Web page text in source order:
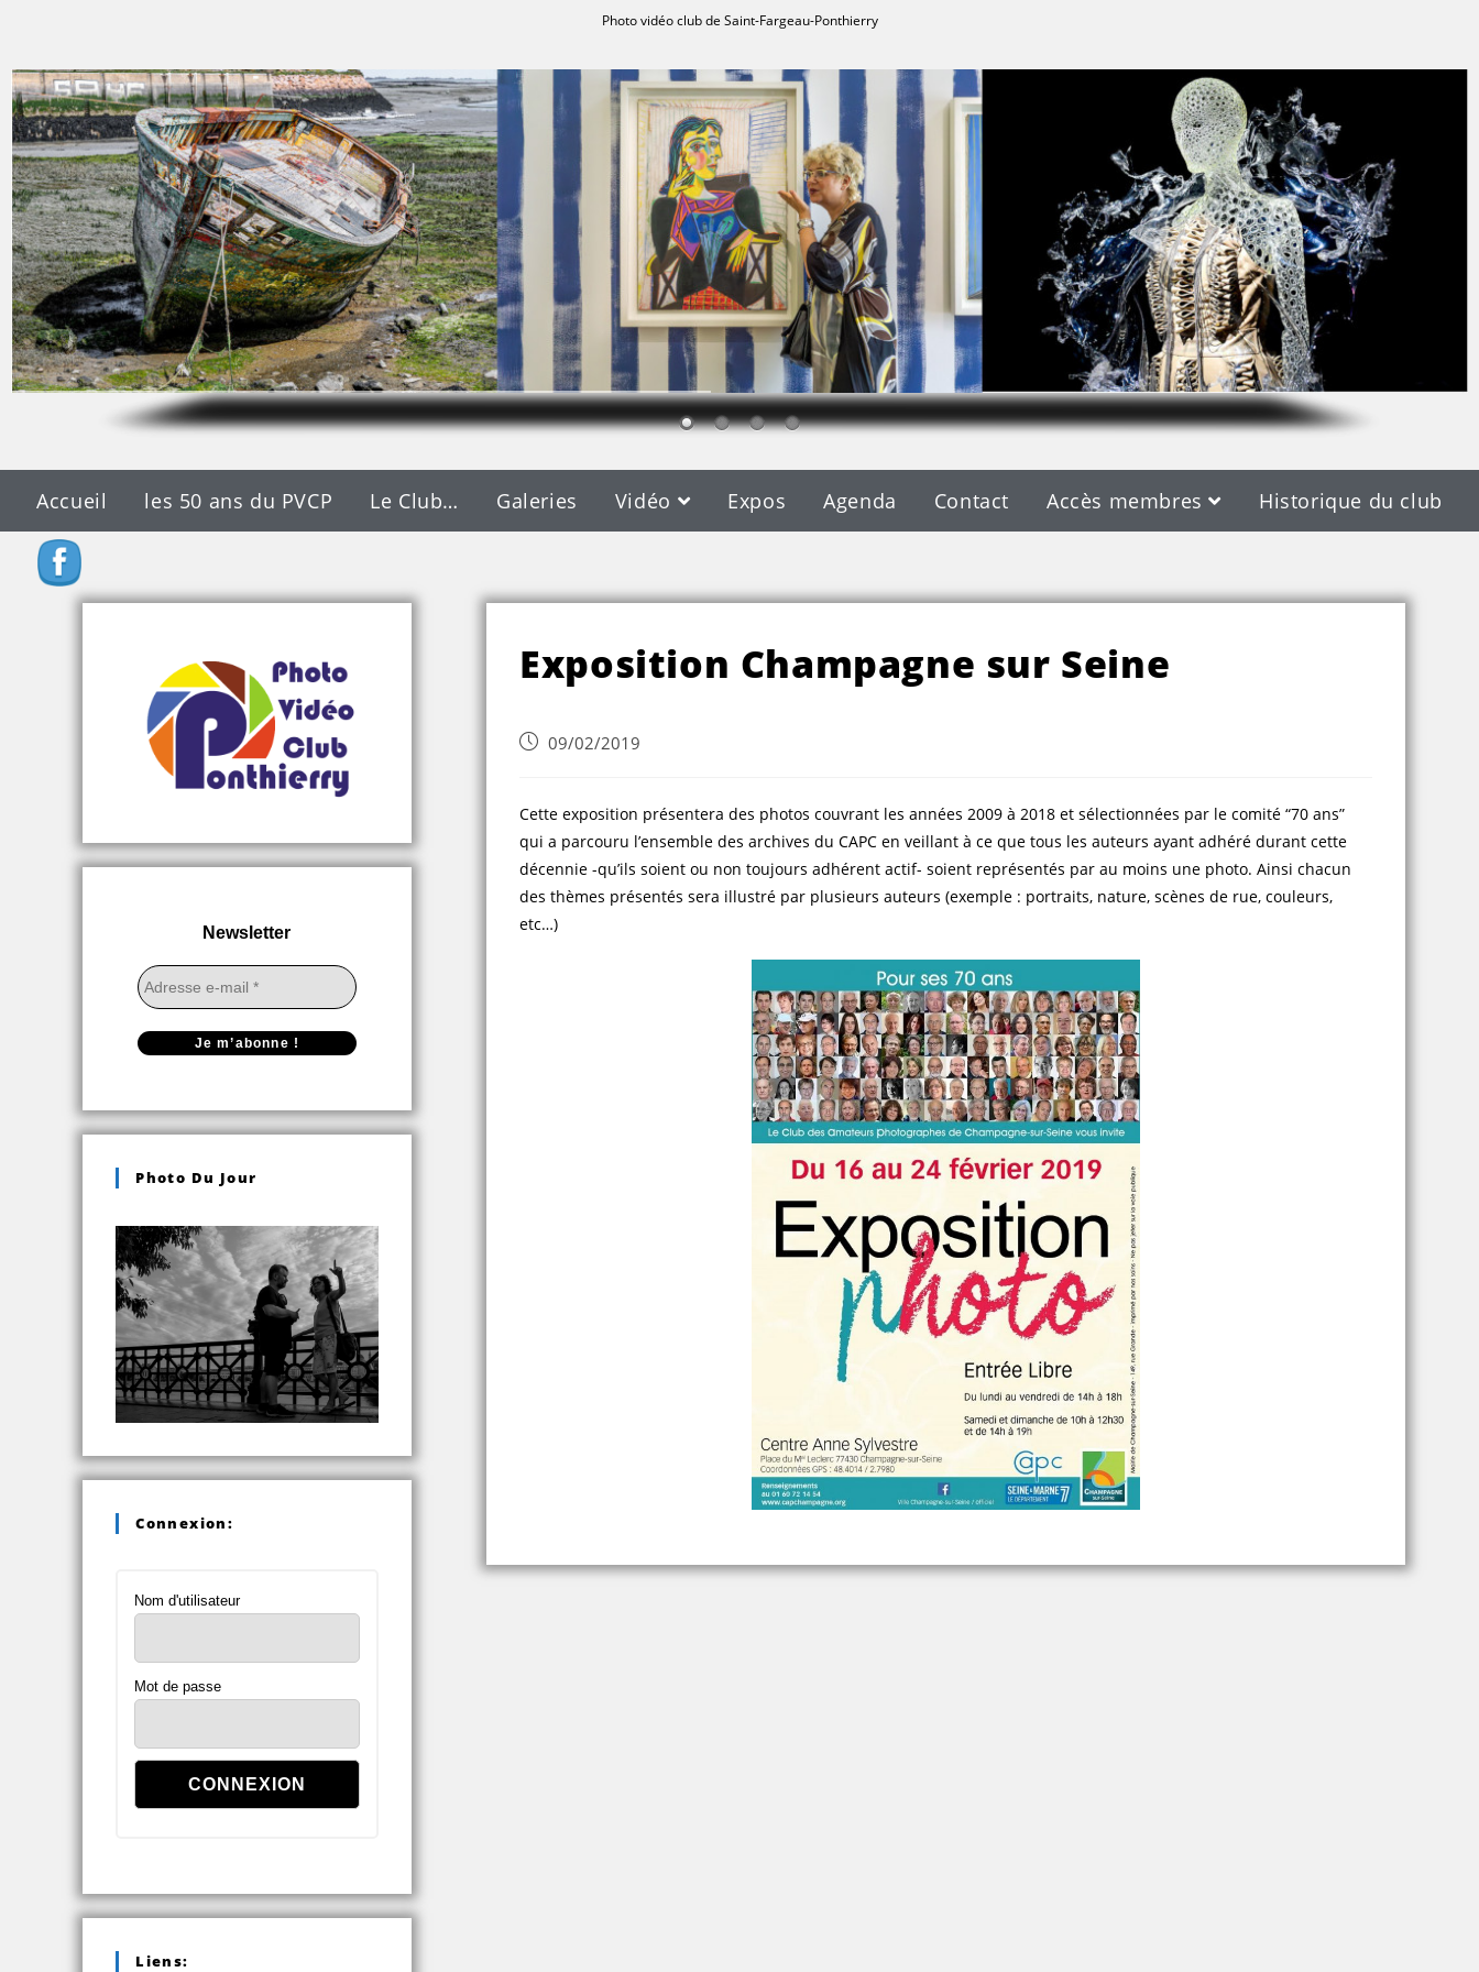
Photo vidéo club de Saint-Fargeau-Ponthierry
Accueil les 50 ans du PVCP Le Club… Galeries Vidéo Expos Agenda Contact Accès membres Historique du club
Newsletter
Photo Du Jour
Connexion:
Nom d'utilisateur
Mot de passe
Liens:
Exposition Champagne sur Seine
09/02/2019
Cette exposition présentera des photos couvrant les années 2009 à 2018 et sélectionnées par le comité “70 ans”
qui a parcouru l’ensemble des archives du CAPC en veillant à ce que tous les auteurs ayant adhéré durant cette
décennie -qu’ils soient ou non toujours adhérent actif- soient représentés par au moins une photo. Ainsi chacun
des thèmes présentés sera illustré par plusieurs auteurs (exemple : portraits, nature, scènes de rue, couleurs,
etc…)